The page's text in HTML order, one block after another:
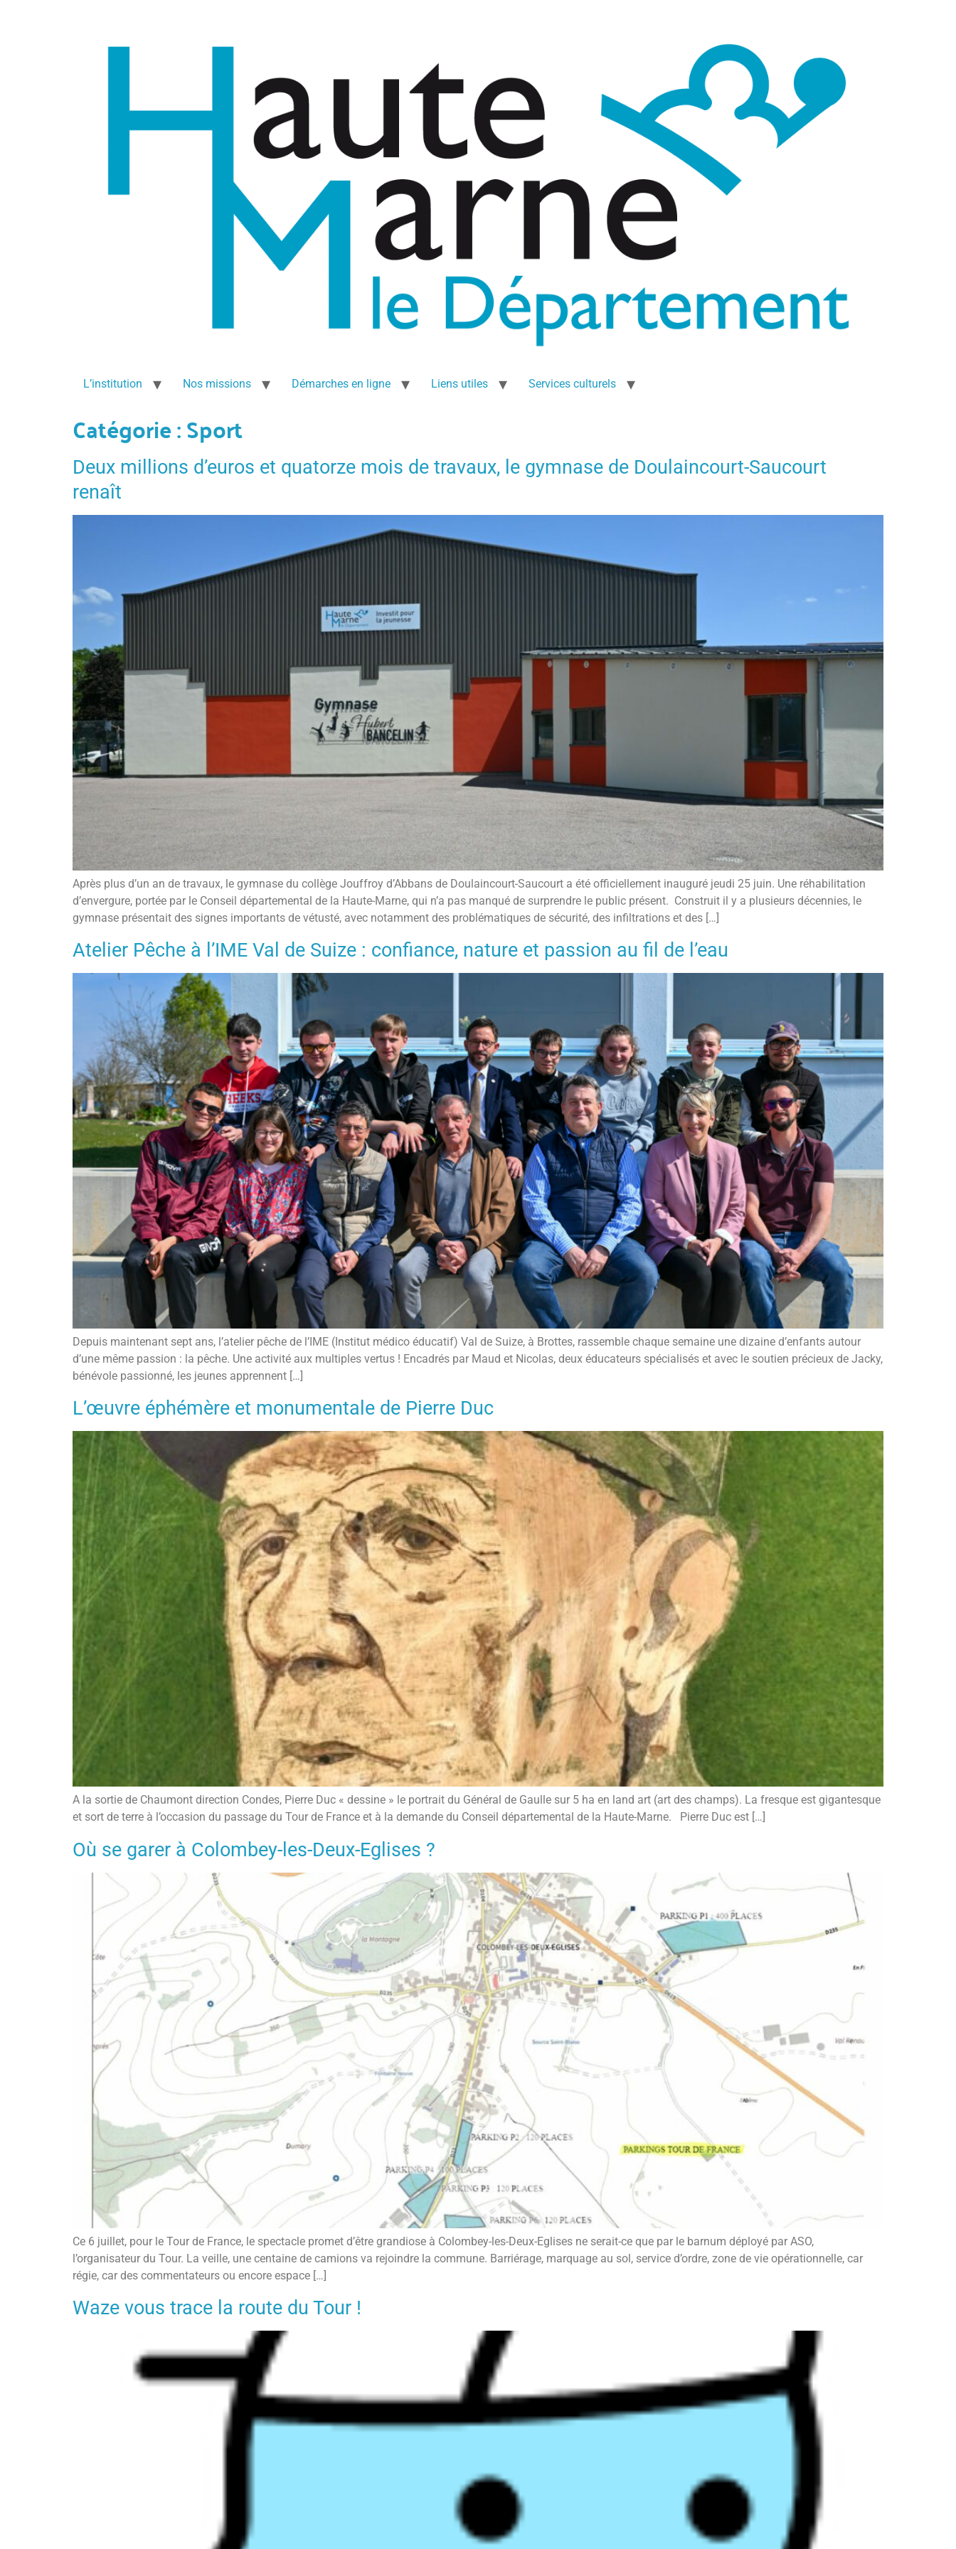
L’institution Nos missions Démarches en ligne Liens utiles Services culturels
Catégorie :Sport
Deux millions d’euros et quatorze mois de travaux, le gymnase de Doulaincourt-Saucourt
renaît
Après plus d’un an de travaux, le gymnase du collège Jouffroy d’Abbans de Doulaincourt-Saucourt a été officiellement inauguré jeudi 25 juin. Une réhabilitation
d’envergure, portée par le Conseil départemental de la Haute-Marne, qui n’a pas manqué de surprendre le public présent. Construit il y a plusieurs décennies, le
gymnase présentait des signes importants de vétusté, avec notamment des problématiques de sécurité, des infiltrations et des […]
Atelier Pêche à l’IME Val de Suize : confiance, nature et passion au fil de l’eau
Depuis maintenant sept ans, l’atelier pêche de l’IME (Institut médico éducatif) Val de Suize, à Brottes, rassemble chaque semaine une dizaine d’enfants autour
d’une même passion : la pêche. Une activité aux multiples vertus ! Encadrés par Maud et Nicolas, deux éducateurs spécialisés et avec le soutien précieux de Jacky,
bénévole passionné, les jeunes apprennent […]
L’œuvre éphémère et monumentale de Pierre Duc
A la sortie de Chaumont direction Condes, Pierre Duc « dessine » le portrait du Général de Gaulle sur 5 ha en land art (art des champs). La fresque est gigantesque
et sort de terre à l’occasion du passage du Tour de France et à la demande du Conseil départemental de la Haute-Marne. Pierre Duc est […]
Où se garer à Colombey-les-Deux-Eglises ?
Ce 6 juillet, pour le Tour de France, le spectacle promet d’être grandiose à Colombey-les-Deux-Eglises ne serait-ce que par le barnum déployé par ASO,
l’organisateur du Tour. La veille, une centaine de camions va rejoindre la commune. Barriérage, marquage au sol, service d’ordre, zone de vie opérationnelle, car
régie, car des commentateurs ou encore espace […]
Waze vous trace la route du Tour !